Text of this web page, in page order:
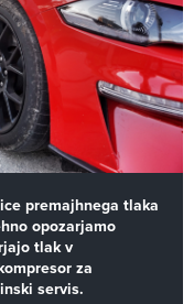
premajhnega tlaka
opozarjamo
tlak v
za
servis.